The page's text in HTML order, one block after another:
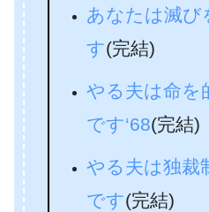
あなたは滅び
す(完結)
やる夫は命を
です‘68(完結)
やる夫は独裁
です(完結)